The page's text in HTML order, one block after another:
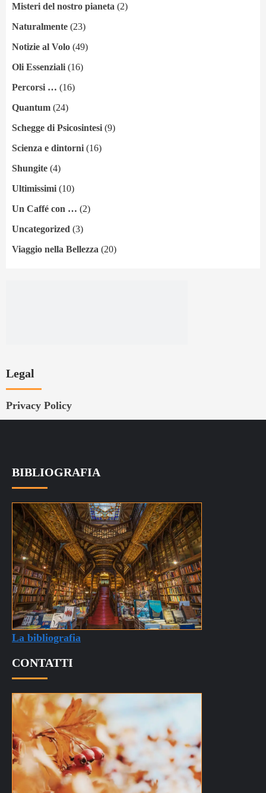
Misteri del nostro pianeta (2)
Naturalmente (23)
Notizie al Volo (49)
Oli Essenziali (16)
Percorsi … (16)
Quantum (24)
Schegge di Psicosintesi (9)
Scienza e dintorni (16)
Shungite (4)
Ultimissimi (10)
Un Caffé con … (2)
Uncategorized (3)
Viaggio nella Bellezza (20)
La bibliografia
CONTATTI
info@quantumdibenessere.it